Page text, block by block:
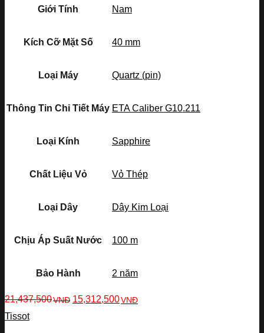
Giới Tính Nam
Kích Cỡ Mặt Số 40 mm
Loại Máy Quartz (pin)
Thông Tin Chi Tiết Máy ETA Caliber G10.211
Loại Kính Sapphire
Chất Liệu Vỏ Vỏ Thép
Loại Dây Dây Kim Loại
Chịu Áp Suất Nước 100 m
Bảo Hành 2 năm
21,437,500VNĐ 15,312,500VNĐ
Tissot